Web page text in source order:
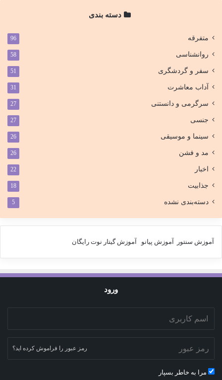
دسته بندی
متفرقه 96
روانشناسی 58
سفر و گردشگری 51
آداب معاشرت 31
سرگرمی و دانستنی 27
جنسی 27
سینما و موسیقی 26
مد و فشن 26
اخبار 22
جذابیت 18
دسته‌بندی نشده 5
آموزش سنتور آموزش پیانو آموزش گیتار نوت رایگان
ورود
رمز عبور را فراموش کرده اید؟
مرا به خاطر بسپار